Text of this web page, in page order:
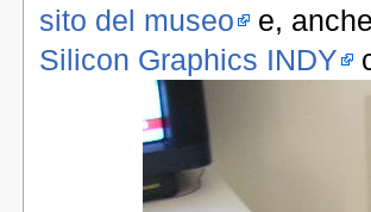
sito del museo e,
Silicon Graphics INDY